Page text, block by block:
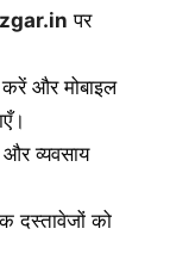
पर
करें और मोबाइल
और व्यवसाय
दस्तावेजों को